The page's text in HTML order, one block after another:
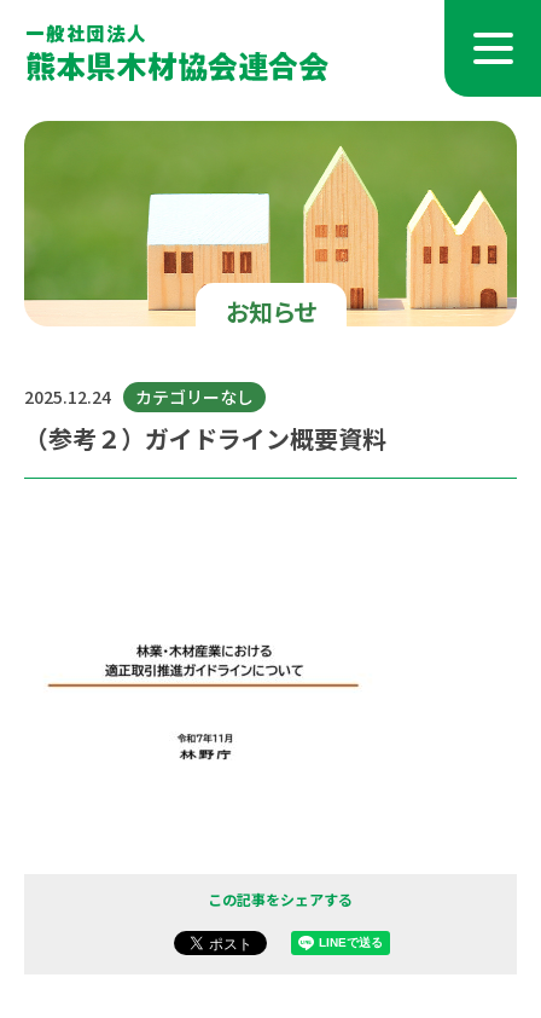
お知らせ
2025.12.24 カテゴリーなし
（参考２）ガイドライン概要資料
この記事をシェアする